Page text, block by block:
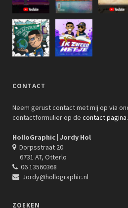
CONTACT
Neem gerust contact met mij op via
contactformulier op de contact pagina.
HolloGraphic | Jordy Hol
Dorpsstraat 20
6731 AT, Otterlo
06 13560368
Jordy@hollographic.nl
ZOEKEN